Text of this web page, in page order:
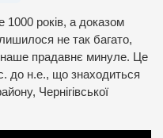
1000 років, а доказом
не так багато,
прадавнє минуле. Це
до н.е., що знаходиться
Чернігівської